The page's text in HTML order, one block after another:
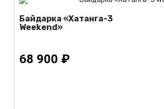
Байдарка «Хатанга-3
Weekend»
68 900 ₽